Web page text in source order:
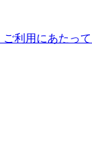
ご利用にあたって